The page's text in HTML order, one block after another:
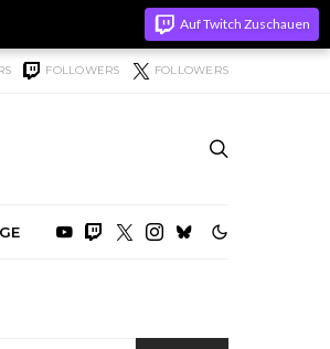
Auf Twitch Zuschauen
FOLLOWERS FOLLOWERS